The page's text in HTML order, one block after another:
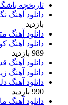
تاریخچه
دانلود آهنگ
بازدید
دانلود آهنگ
دانلود آهنگ
989 بازدید
دانلود آهنگ
دانلود آهنگ
دانلود آهنگ
990 بازدید
دانلود آهنگ